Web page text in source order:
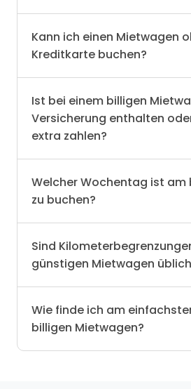
Kann ich einen Mietwagen
Kreditkarte buchen?
Ist bei einem billigen
Versicherung enthalten
extra zahlen?
Welcher Wochentag ist am
zu buchen?
Sind
günstigen Mietwagen
Wie finde ich am
billigen Mietwagen?